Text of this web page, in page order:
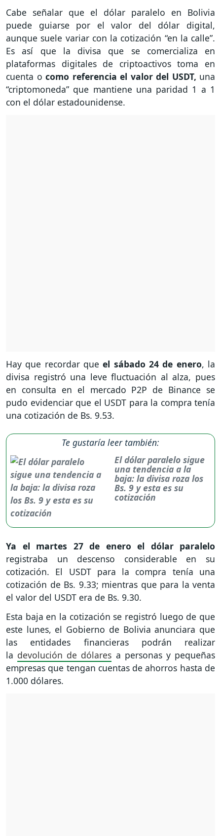
Cabe señalar que el dólar paralelo en Bolivia
puede guiarse por el valor del dólar digital,
aunque suele variar con la cotización “en la calle”.
Es así que la divisa que se comercializa en
plataformas digitales de criptoactivos toma en
cuenta o como referencia el valor del USDT, una
“criptomoneda” que mantiene una paridad 1 a 1
con el dólar estadounidense.
Hay que recordar queel sábado 24 de enero, la
divisa registró una leve fluctuación al alza, pues
en consulta en el mercado P2P de Binance se
pudo evidenciar que el USDT para la compra tenía
una cotización de Bs. 9.53.
Te gustaría leer también:
El dólar paralelo sigue
una tendencia a la
baja: la divisa roza los
Bs. 9 y esta es su
cotización
Ya el martes 27 de enero el dólar paralelo
registraba un descenso considerable en su
cotización. El USDT para la compra tenía una
cotización de Bs. 9.33; mientras que para la venta
el valor del USDT era de Bs. 9.30.
Esta baja en la cotización se registró luego de que
este lunes, el Gobierno de Bolivia anunciara que
las entidades financieras podrán realizar
la devolución de dólares a personas y pequeñas
empresas que tengan cuentas de ahorros hasta de
1.000 dólares.